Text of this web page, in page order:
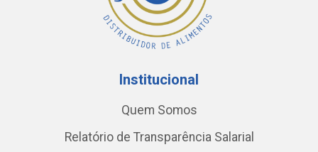
Institucional
Quem Somos
Relatório de Transparência Salarial